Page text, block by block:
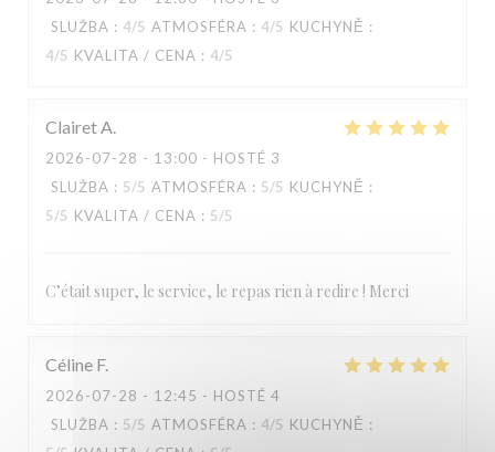
SLUŽBA : 4/5 ATMOSFÉRA : 4/5 KUCHYNĚ :
4/5 KVALITA / CENA : 4/5
ClairetA
2026-07-28 - 13:00 - HOSTÉ 3
SLUŽBA : 5/5 ATMOSFÉRA : 5/5 KUCHYNĚ :
5/5 KVALITA / CENA : 5/5
C’était super, le service, le repas rien à redire ! Merci
Céline F
2026-07-28 - 12:45 - HOSTÉ 4
SLUŽBA : 5/5 ATMOSFÉRA : 4/5 KUCHYNĚ :